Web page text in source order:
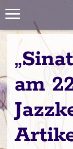
Toggle
navigation
am